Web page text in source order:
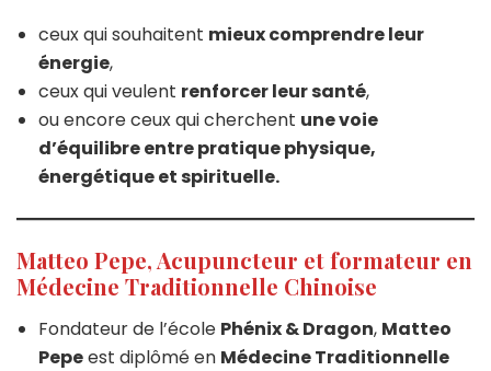
ceux qui souhaitent mieux comprendre leur
énergie,
ceux qui veulent renforcer leur santé,
ou encore ceux qui cherchent une voie
d’équilibre entre pratique physique,
énergétique et spirituelle.
Matteo Pepe, Acupuncteur et formateur en
Médecine Traditionnelle Chinoise
Fondateur de l’école Phénix & Dragon, Matteo
Pepeest diplômé en Médecine Traditionnelle